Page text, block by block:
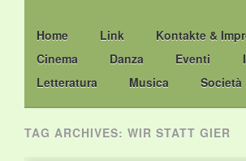
Main menu
Skip
to
content
Home Link
Kontakte &
Cinema
Danza Eventi
Letteratura
Musica Società
TAG ARCHIVES: WIR STATT GIER